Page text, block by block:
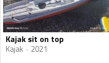
Kajak sit on top
Kajak 2021